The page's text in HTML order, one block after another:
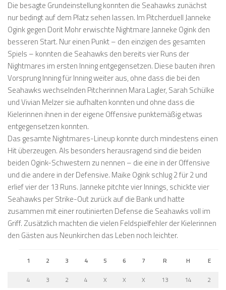
Die besagte Grundeinstellung konnten die Seahawks zunächst
nur bedingt auf dem Platz sehen lassen. Im Pitcherduell Janneke
Ogink gegen Dorit Mohr erwischte Nightmare Janneke Ogink den
besseren Start. Nur einen Punkt – den einzigen des gesamten
Spiels – konnten die Seahawks den bereits vier Runs der
Nightmares im ersten Inning entgegensetzen. Diese bauten ihren
Vorsprung Inning für Inning weiter aus, ohne dass die bei den
Seahawks wechselnden Pitcherinnen Mara Lagler, Sarah Schülke
und Vivian Melzer sie aufhalten konnten und ohne dass die
Kielerinnen ihnen in der eigene Offensive punktemäßig etwas
entgegensetzen konnten.
Das gesamte Nightmares-Lineup konnte durch mindestens einen
Hit überzeugen. Als besonders herausragend sind die beiden
beiden Ogink-Schwestern zu nennen – die eine in der Offensive
und die andere in der Defensive. Maike Ogink schlug 2 für 2 und
erlief vier der 13 Runs. Janneke pitchte vier Innings, schickte vier
Seahawks per Strike-Out zurück auf die Bank und hatte
zusammen mit einer routinierten Defense die Seahawks voll im
Griff. Zusätzlich machten die vielen Feldspielfehler der Kielerinnen
den Gästen aus Neunkirchen das Leben noch leichter.
1 2 3 4 5 6 7 R H
E
4
3 2 4 X X X 13 14
2